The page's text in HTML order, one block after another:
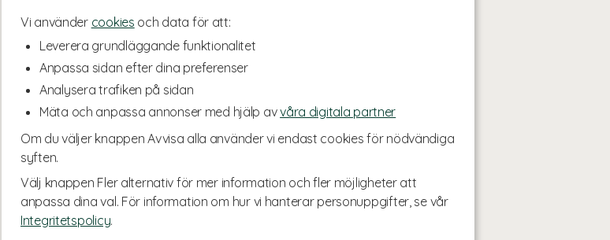
Vi använder cookies och data för att:
Leverera grundläggande funktionalitet
Anpassa sidan efter dina preferenser
Analysera trafiken på sidan
Mäta och anpassa annonser med hjälp avvåra digitala partner
Om du väljer knappen Avvisa alla använder vi endast cookies för nödvändiga
syften.
Välj knappen Fler alternativ för mer information och fler möjligheter att
anpassa dina val. För information om hur vi hanterar personuppgifter, se vår
Integritetspolicy.